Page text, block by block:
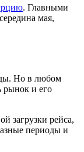
. Главными
мая,
Но в любом
рынок и его
загрузки рейса,
периоды и